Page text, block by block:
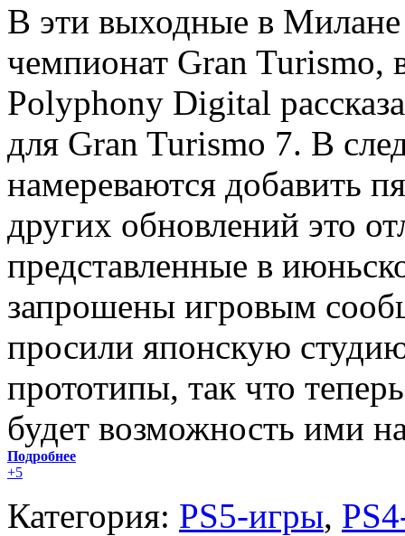
В эти выходные в
чемпионат Gran Turismo,
Polyphony Digital
для Gran Turismo 7. В
намереваются добавить
других обновлений это
представленные в
запрошены игровым
просили японскую
прототипы, так что
будет возможность ими
Подробнее
+5
Категория: PS5-игры,